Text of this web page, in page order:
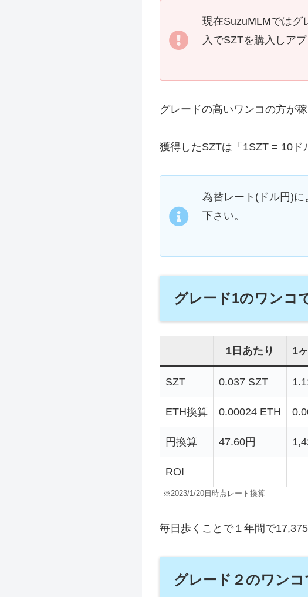
現在SuzuMLMではグ
入でSZTを購入しア
グレードの高いワンコの方が
獲得したSZTは「1SZT = 10ド
為替レート(ドル円)
下さい。
グレード1のワンコ
1日あたり 1
SZT 0.037 SZT
ETH換算 0.00024 ETH
円換算 47.60円
ROI
※2023/1/20日時点レート換算
毎日歩くことで１年間で
グレード２のワン